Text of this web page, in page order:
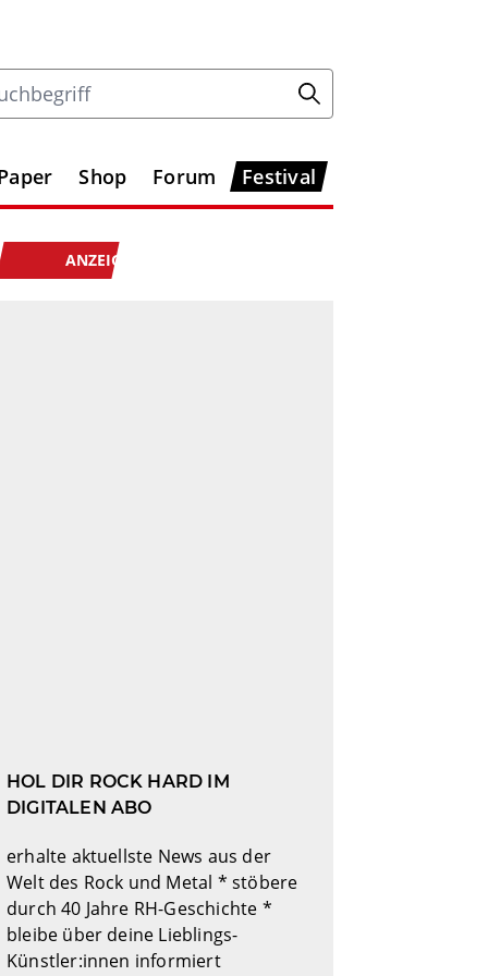
Shop Forum Festival
ANZEIGE
HOL DIR ROCK HARD IM
DIGITALEN ABO
erhalte aktuellste News aus der
Welt des Rock und Metal * stöbere
durch 40 Jahre RH-Geschichte *
bleibe über deine Lieblings-
Künstler:innen informiert